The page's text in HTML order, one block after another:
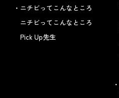
ニチビってこんなところ
ニチビってこんなところ
Pick Up先生